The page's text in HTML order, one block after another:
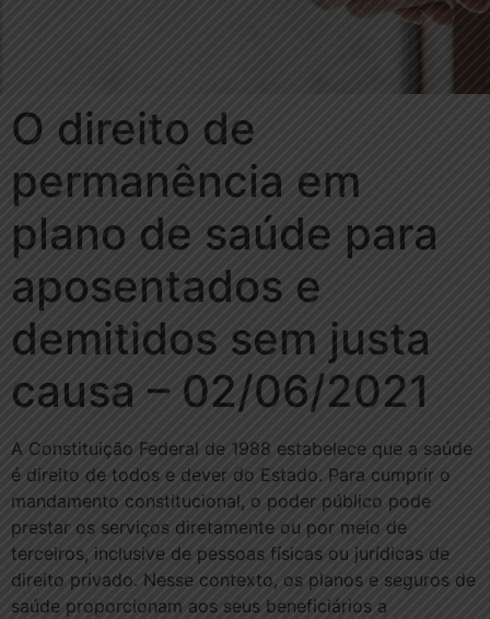
O direito de
permanência em
plano de saúde para
aposentados e
demitidos sem justa
causa – 02/06/2021
A Constituição Federal de 1988 estabelece que a saúde
é direito de todos e dever do Estado. Para cumprir o
mandamento constitucional, o poder público pode
prestar os serviços diretamente ou por meio de
terceiros, inclusive de pessoas físicas ou jurídicas de
direito privado. Nesse contexto, os planos e seguros de
saúde proporcionam aos seus beneficiários a